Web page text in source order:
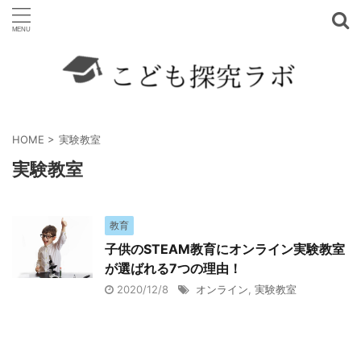
HOME > 実験教室
実験教室
教育
子供のSTEAM教育にオンライン実験教室
が選ばれる7つの理由！
2020/12/8 オンライン 実験教室